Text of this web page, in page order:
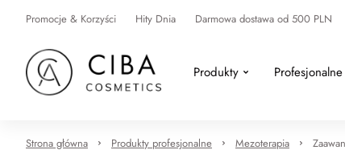
Promocje & Korzyści Hity Dnia Darmowa dostawa od 500 PLN
Produkty Profesjonalne
Strona główna Produkty profesjonalne Mezoterapia